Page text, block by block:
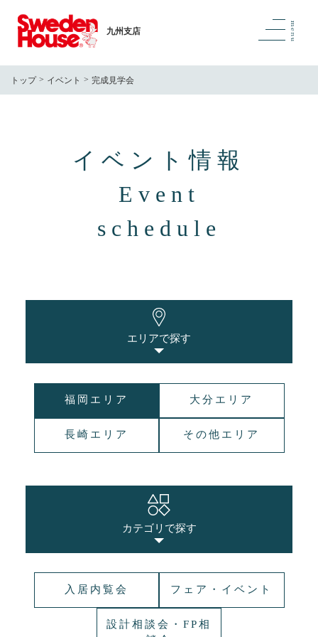
九州支店
トップ イベント 完成見学会
イベント情報
Event
schedule
エリアで探す
福岡エリア 大分エリア
長崎エリア その他エリア
カテゴリで探す
入居内覧会 フェア・イベント
設計相談会・FP相